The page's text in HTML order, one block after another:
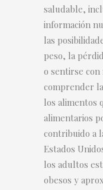
saludable,
información
las
peso, la
o sentirse con
comprender
los alimentos
alimentarios
contribuido a
Estados
los adultos
obesos y